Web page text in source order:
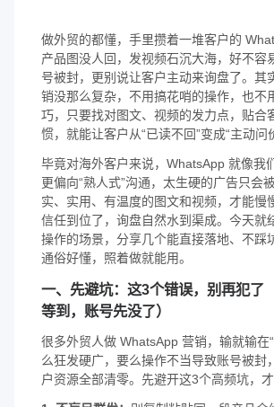
做外贸的都懂，手里攒着一堆客户的
产品图没人回，发视频石沉大海，好不容
号被封，更别说让客户主动来询盘了。其
销没那么复杂，不用搞花哨的操作，也不
巧，只要找对图文、视频的发力点，贴合
惯，就能让客户从“已读不回”变成“主动问
毕竟对海外客户来说，WhatsApp 就像我
更偏向“熟人式”沟通，太生硬的广告只会
实、实用、有温度的图文和视频，才能
信任到位了，询盘自然水到渠成。今天就
操作的场景，分享几个能直接落地、不踩
通俗好懂，照着做就能用。
一、先避坑：这3个错误，别再犯了
等到，账号先没了）
很多外贸人做 WhatsApp 营销，输就输在
么狂发硬广，要么操作不当导致账号被封
户资源全部清零。先避开这3个高频坑，才